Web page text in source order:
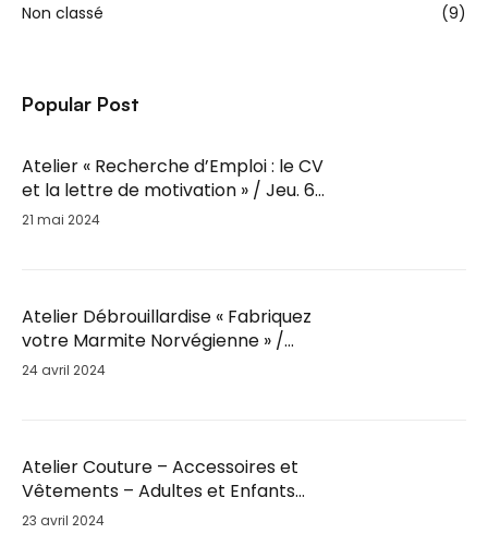
Non classé
(9)
Popular Post
Atelier « Recherche d’Emploi : le CV
et la lettre de motivation » / Jeu. 6
Juin / 14h-16h
21 mai 2024
Atelier Débrouillardise « Fabriquez
votre Marmite Norvégienne » /
Mar. 28 Mai / 18h30
24 avril 2024
Atelier Couture – Accessoires et
Vêtements – Adultes et Enfants
par Fil’Ambule – Sam. 25 Mai / 10h
23 avril 2024